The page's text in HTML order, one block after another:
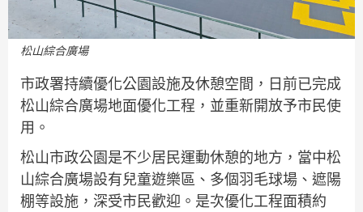
松山綜合廣場
市政署持續優化公園設施及休憩空間，日前已完成
松山綜合廣場地面優化工程，並重新開放予市民使
用。
松山市政公園是不少居民運動休憩的地方，當中松
山綜合廣場設有兒童遊樂區、多個羽毛球場、遮陽
棚等設施，深受市民歡迎。是次優化工程面積約